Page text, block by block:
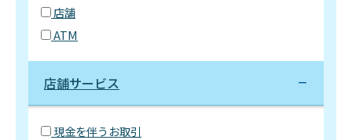
店舗
ATM
店舗サービス
現金を伴うお取引